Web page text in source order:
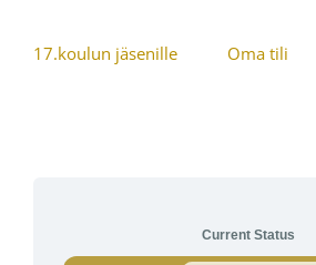
17.koulun jäsenille Oma tili
Current Status